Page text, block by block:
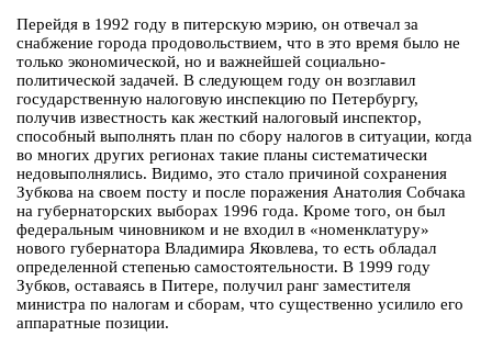
Перейдя в 1992 году в питерскую мэрию, он отвечал за
снабжение города продовольствием, что в это время было не
только экономической, но и важнейшей социально-
политической задачей. В следующем году он возглавил
государственную налоговую инспекцию по Петербургу,
получив известность как жесткий налоговый инспектор,
способный выполнять план по сбору налогов в ситуации, когда
во многих других регионах такие планы систематически
недовыполнялись. Видимо, это стало причиной сохранения
Зубкова на своем посту и после поражения Анатолия Собчака
на губернаторских выборах 1996 года. Кроме того, он был
федеральным чиновником и не входил в «номенклатуру»
нового губернатора Владимира Яковлева, то есть обладал
определенной степенью самостоятельности. В 1999 году
Зубков, оставаясь в Питере, получил ранг заместителя
министра по налогам и сборам, что существенно усилило его
аппаратные позиции.